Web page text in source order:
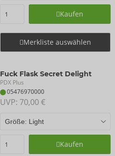
Kaufen
Merkliste auswählen
Fuck Flask Secret Delight
PDX Plus
05476970000
UVP: 70,00 €
Kaufen